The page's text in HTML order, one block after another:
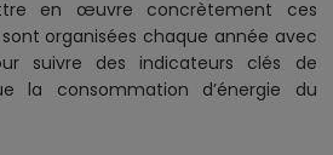
en œuvre concrètement ces
organisées chaque année avec
suivre des indicateurs clés de
la consommation d’énergie du